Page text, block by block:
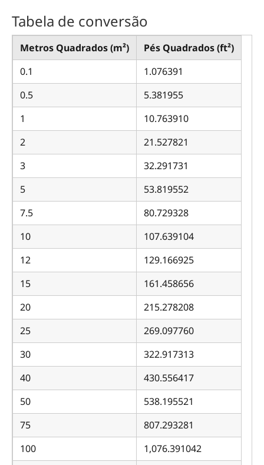
Tabela de conversão
Metros Quadrados (m²)
Pés Quadrados (ft²)
0.1
1.076391
0.5
5.381955
1
10.763910
2
21.527821
3
32.291731
5
53.819552
7.5
80.729328
10
107.639104
12
129.166925
15
161.458656
20
215.278208
25
269.097760
30
322.917313
40
430.556417
50
538.195521
75
807.293281
100
1,076.391042